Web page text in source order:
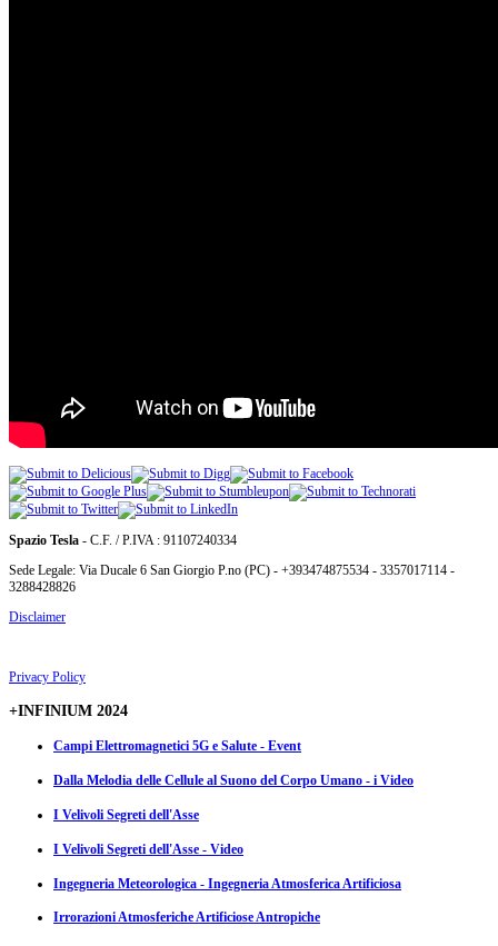
Spazio Tesla - C.F. / P.IVA : 91107240334
Sede Legale: Via Ducale 6 San Giorgio P.no (PC) - +393474875534 - 3357017114 -
3288428826
Disclaimer
Privacy Policy
+INFINIUM 2024
Campi Elettromagnetici 5G e Salute - Event
Dalla Melodia delle Cellule al Suono del Corpo Umano - i Video
I Velivoli Segreti dell'Asse
I Velivoli Segreti dell'Asse - Video
Ingegneria Meteorologica - Ingegneria Atmosferica Artificiosa
Irrorazioni Atmosferiche Artificiose Antropiche